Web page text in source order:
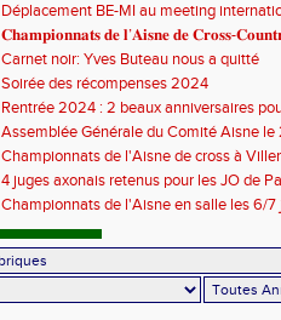
Déplacement BE-MI au meeting
𝐂𝐡𝐚𝐦𝐩𝐢𝐨𝐧𝐧𝐚𝐭𝐬 𝐝𝐞 𝐥’𝐀𝐢𝐬𝐧𝐞 𝐝𝐞 𝐂𝐫𝐨𝐬𝐬-
Carnet noir: Yves Buteau nous a quitté
Soirée des récompenses 2024
Rentrée 2024 : 2 beaux anniversaires
l'ACCT et le CA Belleu
Assemblée Générale du Comité Aisne
Championnats de l'Aisne de cross à
2024
4 juges axonais retenus pour les JO de
Championnats de l'Aisne en salle les 6/